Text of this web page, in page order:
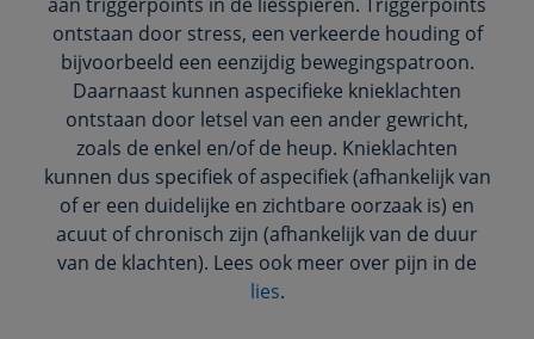
ontstaan door stress, een verkeerde houding of
bijvoorbeeld een eenzijdig bewegingspatroon.
Daarnaast kunnen aspecifieke knieklachten
ontstaan door letsel van een ander gewricht,
zoals de enkel en/of de heup. Knieklachten
kunnen dus specifiek of aspecifiek (afhankelijk van
of er een duidelijke en zichtbare oorzaak is) en
acuut of chronisch zijn (afhankelijk van de duur
van de klachten). Lees ook meer over pijn in de
lies.